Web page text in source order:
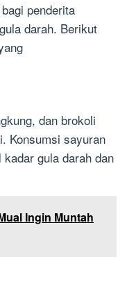
penderita
darah. Berikut
dan brokoli
Konsumsi sayuran
gula darah dan
Ingin Muntah